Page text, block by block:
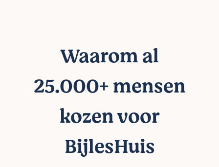
Waarom al
25.000+ mensen
kozen voor
BijlesHuis